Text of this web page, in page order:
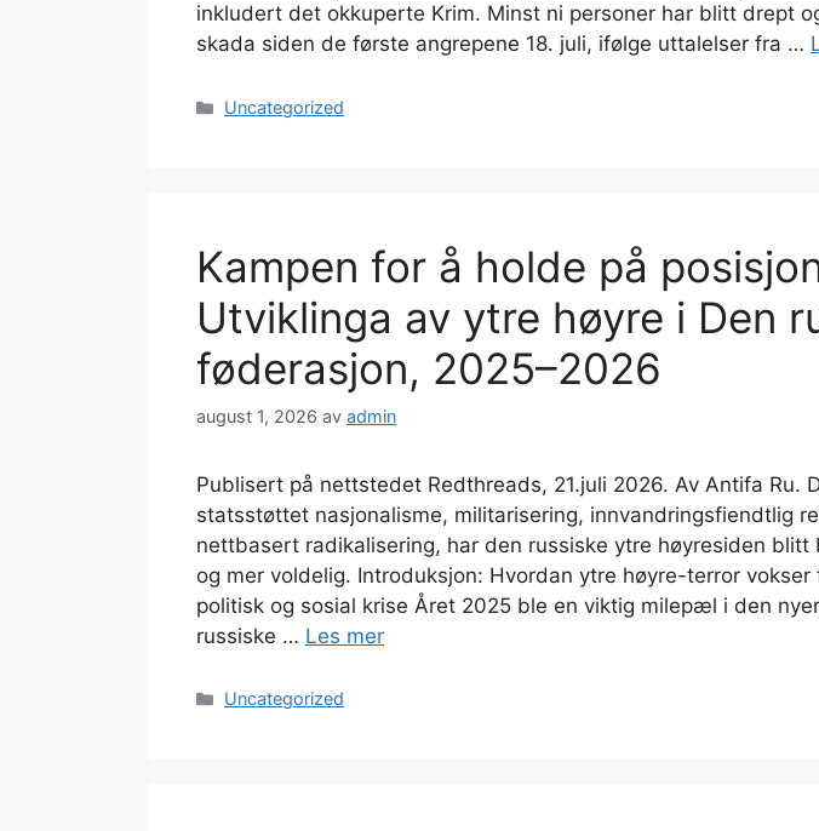
inkludert det okkuperte Krim. Minst ni personer har blitt drept
skada siden de første angrepene 18. juli, ifølge uttalelser fra …
Kategorier
Uncategorized
Kampen for å holde på
Utviklinga av ytre høyre i Den
føderasjon, 2025–2026
august 1, 2026 av admin
Publisert på nettstedet Redthreads, 21.juli 2026. Av Antifa Ru.
statsstøttet nasjonalisme, militarisering, innvandringsfiendtlig
nettbasert radikalisering, har den russiske ytre høyresiden blitt
og mer voldelig. Introduksjon: Hvordan ytre høyre-terror vokser
politisk og sosial krise Året 2025 ble en viktig milepæl i den
russiske … Les mer
Kategorier
Uncategorized